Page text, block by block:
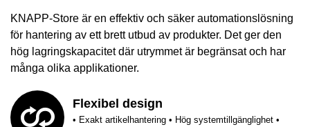
KNAPP-Store är en effektiv och säker automationslösning
för hantering av ett brett utbud av produkter. Det ger den
hög lagringskapacitet där utrymmet är begränsat och har
många olika applikationer.
Flexibel design
• Exakt artikelhantering • Hög systemtillgänglighet •